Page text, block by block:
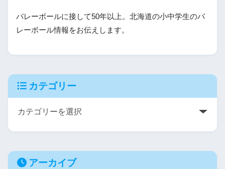
バレーボールに接して50年以上。北海道の小中学生のバ
レーボール情報をお伝えします。
カテゴリー
アーカイブ